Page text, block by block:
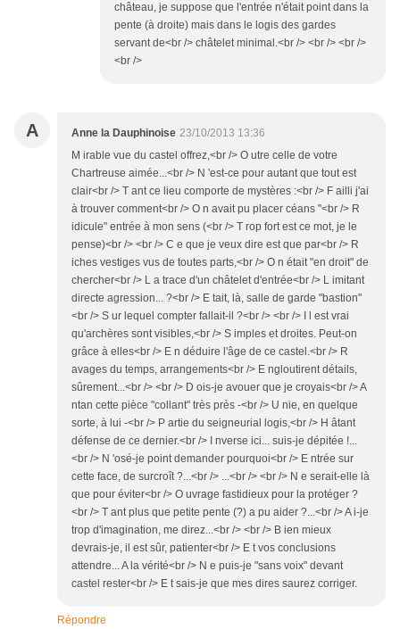
château, je suppose que l'entrée n'était point dans la
pente (à droite) mais dans le logis des gardes
servant de<br /> châtelet minimal.<br /> <br /> <br />
<br />
A Anne la Dauphinoise 23/10/2013 13:36
M irable vue du castel offrez,<br /> O utre celle de votre
Chartreuse aimée...<br /> N 'est-ce pour autant que tout est
clair<br /> T ant ce lieu comporte de mystères :<br /> F ailli j'ai
à trouver comment<br /> O n avait pu placer céans "<br /> R
idicule" entrée à mon sens (<br /> T rop fort est ce mot, je le
pense)<br /> <br /> C e que je veux dire est que par<br /> R
iches vestiges vus de toutes parts,<br /> O n était "en droit" de
chercher<br /> L a trace d'un châtelet d'entrée<br /> L imitant
directe agression... ?<br /> E tait, là, salle de garde "bastion"
<br /> S ur lequel compter fallait-il ?<br /> <br /> I l est vrai
qu'archères sont visibles,<br /> S imples et droites. Peut-on
grâce à elles<br /> E n déduire l'âge de ce castel.<br /> R
avages du temps, arrangements<br /> E ngloutirent détails,
sûrement...<br /> <br /> D ois-je avouer que je croyais<br /> A
ntan cette pièce "collant" très près -<br /> U nie, en quelque
sorte, à lui -<br /> P artie du seigneurial logis,<br /> H âtant
défense de ce dernier.<br /> I nverse ici... suis-je dépitée !...
<br /> N 'osé-je point demander pourquoi<br /> E ntrée sur
cette face, de surcroît ?...<br /> ...<br /> <br /> N e serait-elle là
que pour éviter<br /> O uvrage fastidieux pour la protéger ?
<br /> T ant plus que petite pente (?) a pu aider ?...<br /> A i-je
trop d'imagination, me direz...<br /> <br /> B ien mieux
devrais-je, il est sûr, patienter<br /> E t vos conclusions
attendre... A la vérité<br /> N e puis-je "sans voix" devant
castel rester<br /> E t sais-je que mes dires saurez corriger.
Répondre